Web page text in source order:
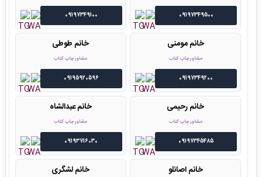
09197349500
09197349100
خانم مومنی
مشاور چاپ کتاب
09197349200
خانم طوطی
مشاور چاپ کتاب
09195920596
خانم رحیمی
مشاور چاپ کتاب
09197345485
خانم عبدالشاه
مشاور چاپ کتاب
09193716030
خانم اصانلو خانم لشگری